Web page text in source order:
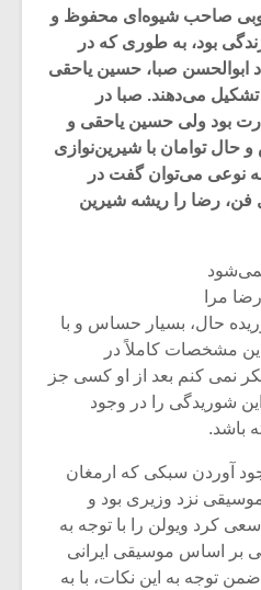
صاحب شیوه‌ای محفوظ و
بود، به طوری که در
ابوالحسن صبا، حسین یاحقی
می‌دهند. صبا در
بود ولی حسین یاحقی و
حال توامان با شیرین‌نوازی
نوعی می‌توان گفت در
فن، رضا را ریشه شیرین
مرا
حال، بسیار حساس و با
مشخصات کاملاً در
نمی کنم بعد از او کسی جز
شوریدگی را در وجود
باشد.
آوردن سبکی که ارمغان
نزد وزیری بود و
سعی کرد ویولن را با توجه به
بر اساس موسیقی ایرانی
توجه به این نکات، با به
موسیقی
باشی،
موسیقی